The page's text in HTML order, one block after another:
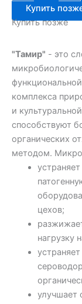
ТАМИР
д/
биотуал./
компос
350мл
Купить
Купить позже
"Тамир" - это
комплекса
и
способствуют
органических
методом.
цехов;
нагрузку
улучшает